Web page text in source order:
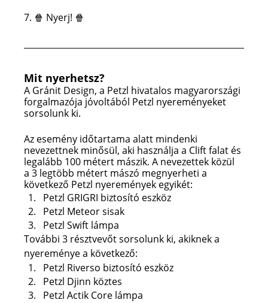
7. 🍿 Nyerj! 🍿
Mit nyerhetsz?
A Gránit Design, a Petzl hivatalos magyarországi
forgalmazója jóvoltából Petzl nyereményeket
sorsolunk ki.
Az esemény időtartama alatt mindenki
nevezettnek minősül, aki használja a Clift falat és
legalább 100 métert mászik. A nevezettek közül
a 3 legtöbb métert mászó megnyerheti a
következő Petzl nyeremények egyikét:
Petzl GRIGRI biztosító eszköz
Petzl Meteor sisak
Petzl Swift lámpa
További 3 résztvevőt sorsolunk ki, akiknek a
nyereménye a következő:
Petzl Riverso biztosító eszköz
Petzl Djinn köztes
Petzl Actik Core lámpa